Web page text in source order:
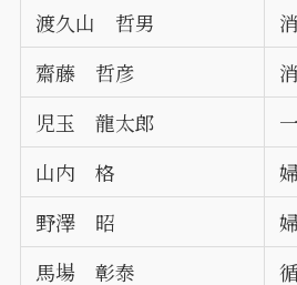
渡久山 哲男
齋藤 哲彦
児玉 龍太郎
山内 格
野澤 昭
馬場 彰泰